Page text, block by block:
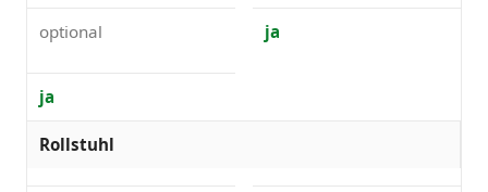
optional ja
ja
Rollstuhl